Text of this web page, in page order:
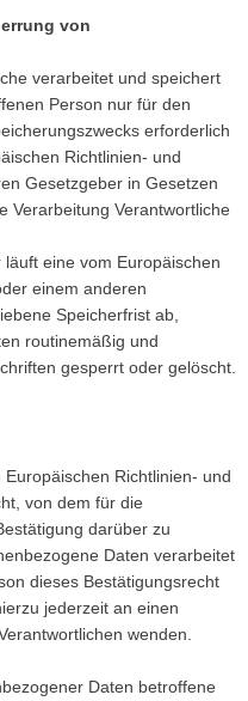
von
verarbeitet und speichert
Person nur für den
erforderlich
Richtlinien- und
Gesetzgeber in Gesetzen
Verarbeitung Verantwortliche
eine vom Europäischen
einem anderen
Speicherfrist ab,
routinemäßig und
gesperrt oder gelöscht.
Richtlinien- und
von dem für die
darüber zu
Daten verarbeitet
dieses Bestätigungsrecht
jederzeit an einen
wenden.
Daten betroffene